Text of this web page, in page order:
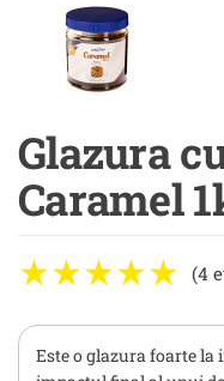
Glazura
Caramel
(4
Este o glazura foarte la